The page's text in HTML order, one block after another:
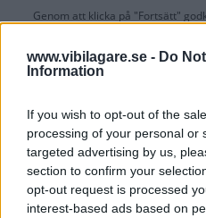
www.vibilagare.se - Do
Information
If you wish to opt-out of the
processing of your personal or
targeted advertising by us,
section to confirm your
opt-out request is processed
interest-based ads based on
Genom att klicka på "Fortsätt"
OK-Förlagets integritetspolicy
Är du redan
Aktivera din digitala